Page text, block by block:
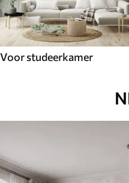
Voor studeerkamer